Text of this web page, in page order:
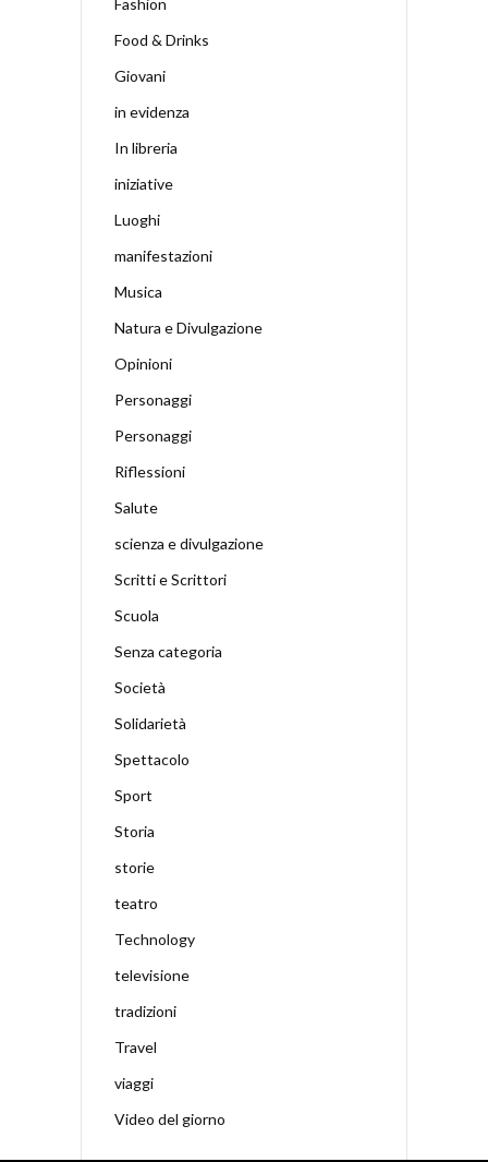
Food & Drinks
Giovani
in evidenza
In libreria
iniziative
Luoghi
manifestazioni
Musica
Natura e Divulgazione
Opinioni
Personaggi
Personaggi
Riflessioni
Salute
scienza e divulgazione
Scritti e Scrittori
Scuola
Senza categoria
Società
Solidarietà
Spettacolo
Sport
Storia
storie
teatro
Technology
televisione
tradizioni
Travel
viaggi
Video del giorno